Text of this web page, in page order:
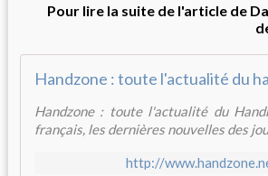
Pour lire la suite de l'article de
Handzone : toute l'actualité du
Handzone : toute l'actualité du
français, les dernières nouvelles des
http://